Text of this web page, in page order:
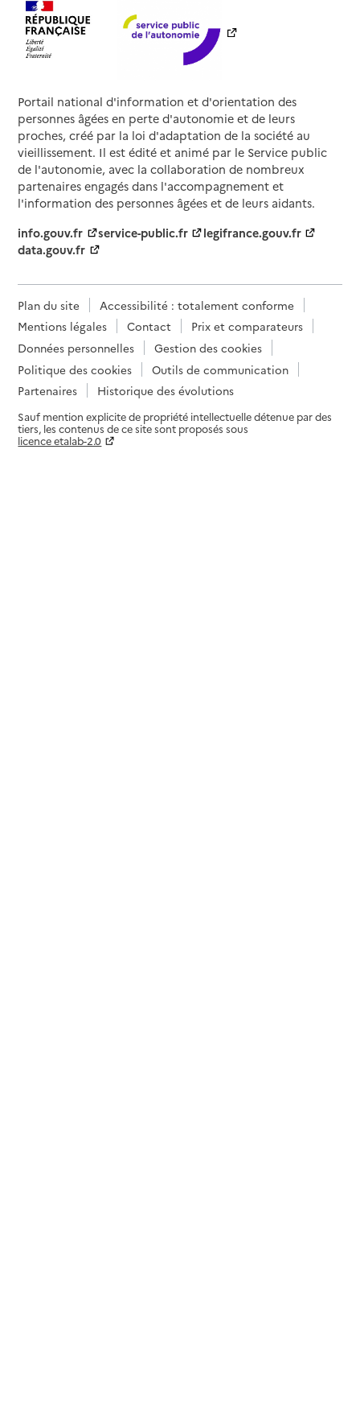
Portail national d'information et d'orientation des
personnes âgées en perte d'autonomie et de leurs
proches, créé par la loi d'adaptation de la société au
vieillissement. Il est édité et animé par le Service public
de l'autonomie, avec la collaboration de nombreux
partenaires engagés dans l'accompagnement et
l'information des personnes âgées et de leurs aidants.
info.gouv.fr
service-public.fr
legifrance.gouv.fr
data.gouv.fr
Plan du site
Accessibilité : totalement conforme
Mentions légales
Contact
Prix et comparateurs
Données personnelles
Gestion des cookies
Politique des cookies
Outils de communication
Partenaires
Historique des évolutions
Sauf mention explicite de propriété intellectuelle détenue par des
tiers, les contenus de ce site sont proposés sous
licence etalab-2.0